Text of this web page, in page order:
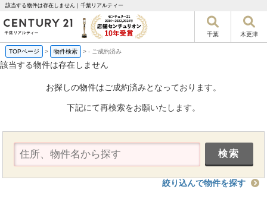
該当する物件は存在しません｜千葉リアルティー
千葉 木更津
TOPページ > 物件検索 >- ご成約済み
該当する物件は存在しません
お探しの物件はご成約済みとなっております。
下記にて再検索をお願いたします。
絞り込んで物件を探す